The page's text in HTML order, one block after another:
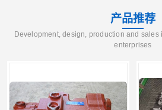
产品推荐
Development, design, production and sales
enterprises